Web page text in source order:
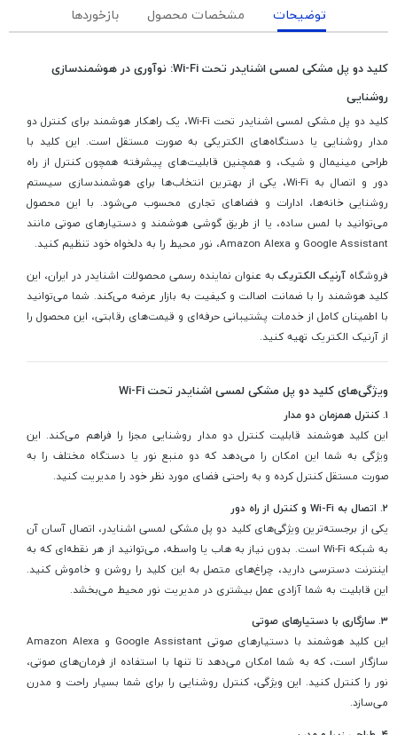
توضیحات مشخصات محصول بازخوردها
کلید دو پل مشکی لمسی اشنایدر تحت Wi-Fi: نوآوری در هوشمندسازی
روشنایی
کلید دو پل مشکی لمسی اشنایدر تحت Wi-Fi، یک راهکار هوشمند برای کنترل دو
مدار روشنایی یا دستگاه‌های الکتریکی به صورت مستقل است. این کلید با
طراحی مینیمال و شیک، و همچنین قابلیت‌های پیشرفته همچون کنترل از راه
دور و اتصال به Wi-Fi، یکی از بهترین انتخاب‌ها برای هوشمندسازی سیستم
روشنایی خانه‌ها، ادارات و فضاهای تجاری محسوب می‌شود. با این محصول
می‌توانید با لمس ساده، یا از طریق گوشی هوشمند و دستیارهای صوتی مانند
Google Assistant و Amazon Alexa، نور محیط را به دلخواه خود تنظیم کنید.
فروشگاه آرنیک الکتریک به عنوان نماینده رسمی محصولات اشنایدر در ایران، این
کلید هوشمند را با ضمانت اصالت و کیفیت به بازار عرضه می‌کند. شما می‌توانید
با اطمینان کامل از خدمات پشتیبانی حرفه‌ای و قیمت‌های رقابتی، این محصول را
از آرنیک الکتریک تهیه کنید.
ویژگی‌های کلید دو پل مشکی لمسی اشنایدر تحت Wi-Fi
۱. کنترل همزمان دو مدار
این کلید هوشمند قابلیت کنترل دو مدار روشنایی مجزا را فراهم می‌کند. این
ویژگی به شما این امکان را می‌دهد که دو منبع نور یا دستگاه مختلف را به
صورت مستقل کنترل کرده و به راحتی فضای مورد نظر خود را مدیریت کنید.
۲. اتصال به Wi-Fi و کنترل از راه دور
یکی از برجسته‌ترین ویژگی‌های کلید دو پل مشکی لمسی اشنایدر، اتصال آسان آن
به شبکه Wi-Fi است. بدون نیاز به هاب یا واسطه، می‌توانید از هر نقطه‌ای که به
اینترنت دسترسی دارید، چراغ‌های متصل به این کلید را روشن و خاموش کنید.
این قابلیت به شما آزادی عمل بیشتری در مدیریت نور محیط می‌بخشد.
۳. سازگاری با دستیارهای صوتی
این کلید هوشمند با دستیارهای صوتی Google Assistant و Amazon Alexa
سازگار است، که به شما امکان می‌دهد تا تنها با استفاده از فرمان‌های صوتی،
نور را کنترل کنید. این ویژگی، کنترل روشنایی را برای شما بسیار راحت و مدرن
می‌سازد.